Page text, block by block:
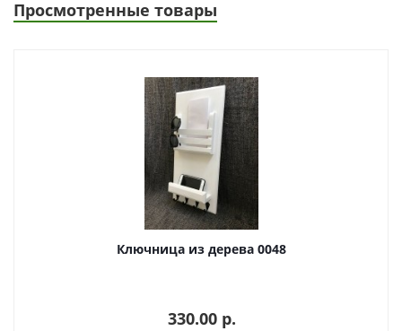
Просмотренные товары
Ключница из дерева 0048
330.00 p.